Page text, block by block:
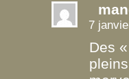
7
Des